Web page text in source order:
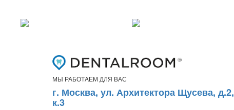
МЫ РАБОТАЕМ ДЛЯ ВАС
г. Москва, ул. Архитектора Щусева, д.2,
к.3